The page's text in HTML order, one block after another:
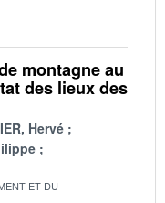
montagne au
des lieux des
Hervé
ET DU